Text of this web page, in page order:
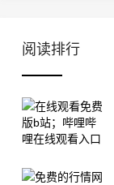
阅读排行